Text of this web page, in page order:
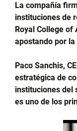
La compañía
instituciones de
Royal College of
apostando por
Paco Sanchis,
estratégica de
instituciones del
es uno de los